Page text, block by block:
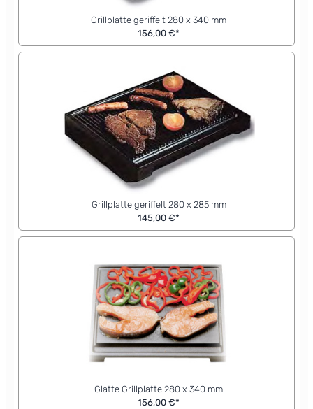
Grillplatte geriffelt 280 x 340 mm
156,00 €*
Grillplatte geriffelt 280 x 285 mm
145,00 €*
Glatte Grillplatte 280 x 340 mm
156,00 €*